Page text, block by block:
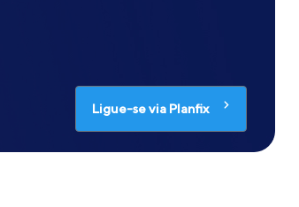
Ligue-se via Planfix